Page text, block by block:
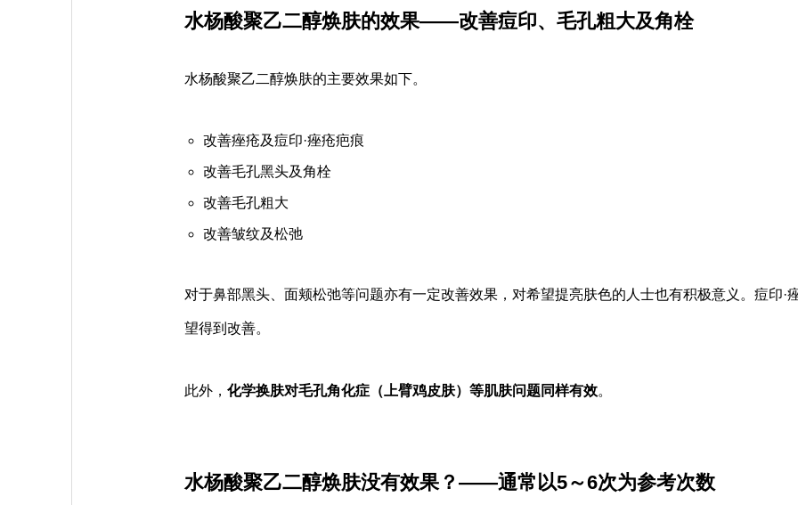
水杨酸聚乙二醇焕肤的效果——改善痘印、毛孔粗大及角栓
水杨酸聚乙二醇焕肤的主要效果如下。
改善痤疮及痘印·痤疮疤痕
改善毛孔黑头及角栓
改善毛孔粗大
改善皱纹及松弛
对于鼻部黑头、面颊松弛等问题亦有一定改善效果，对希望提亮肤色的人士也有积极意义。痘印·
望得到改善。
此外， 化学换肤对毛孔角化症（上臂鸡皮肤）等肌肤问题同样有效。
水杨酸聚乙二醇焕肤没有效果？——通常以5～6次为参考次数